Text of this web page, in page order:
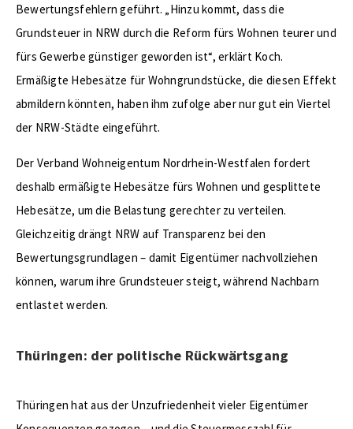
Bewertungsfehlern geführt. „Hinzu kommt, dass die
Grundsteuer in NRW durch die Reform fürs Wohnen teurer und
fürs Gewerbe günstiger geworden ist“, erklärt Koch.
Ermäßigte Hebesätze für Wohngrundstücke, die diesen Effekt
abmildern könnten, haben ihm zufolge aber nur gut ein Viertel
der NRW-Städte eingeführt.
Der Verband Wohneigentum Nordrhein-Westfalen fordert
deshalb ermäßigte Hebesätze fürs Wohnen und gesplittete
Hebesätze, um die Belastung gerechter zu verteilen.
Gleichzeitig drängt NRW auf Transparenz bei den
Bewertungsgrundlagen – damit Eigentümer nachvollziehen
können, warum ihre Grundsteuer steigt, während Nachbarn
entlastet werden.
Thüringen: der politische Rückwärtsgang
Thüringen hat aus der Unzufriedenheit vieler Eigentümer